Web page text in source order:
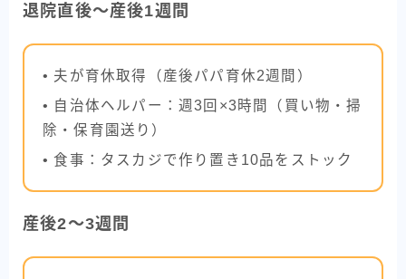
退院直後〜産後1週間
• 夫が育休取得（産後パパ育休2週間）
• 自治体ヘルパー：週3回×3時間（買い物・掃
除・保育園送り）
• 食事：タスカジで作り置き10品をストック
産後2〜3週間